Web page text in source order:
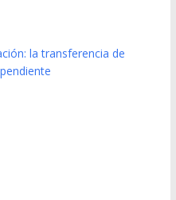
la transferencia de